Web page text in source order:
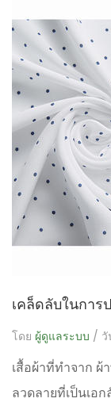
โดย ผู้ดูแลระบบ / วั
เสื้อผ้าที่ทำจาก
ลวดลายที่เป็นเอ